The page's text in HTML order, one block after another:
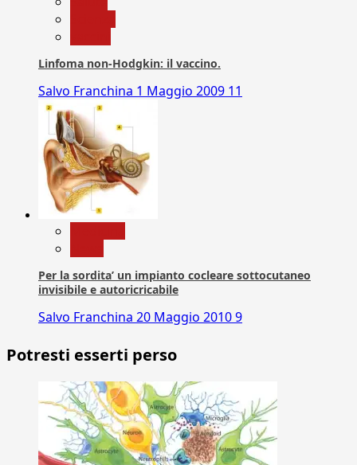
Linfoma non-Hodgkin: il vaccino.
Salvo Franchina 1 Maggio 2009 11
Per la sordita’ un impianto cocleare sottocutaneo
invisibile e autoricricabile
Salvo Franchina 20 Maggio 20109
Potresti esserti perso